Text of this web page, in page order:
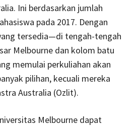
Ini berdasarkan jumlah
pada 2017. Dengan
tersedia—di tengah-tengah
Melbourne dan kolom batu
memulai perkuliahan akan
pilihan, kecuali mereka
Australia (Ozlit).
Melbourne dapat